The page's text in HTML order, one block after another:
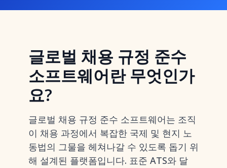
글로벌 채용 규정 준수
소프트웨어란 무엇인가
요?
글로벌 채용 규정 준수 소프트웨어는 조직
이 채용 과정에서 복잡한 국제 및 현지 노
동법의 그물을 헤쳐나갈 수 있도록 돕기 위
해 설계된 플랫폼입니다. 표준 ATS와 달